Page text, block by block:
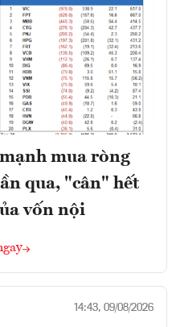
mua ròng
qua, "cân" hết
vốn nội
14:43, 09/08/2026